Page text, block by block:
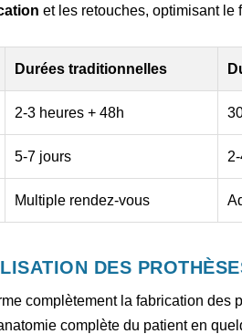
et les retouches, optimisant le
Durées traditionnelles
2-3 heures + 48h
5-7 jours
Multiple rendez-vous
DES
complètement la fabrication des
complète du patient en